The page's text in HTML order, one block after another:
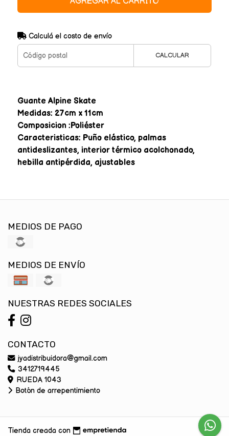
Calculá el costo de envío
CALCULAR
Guante Alpine Skate
Medidas: 27cm x 11cm
Composicion :Poliéster
Caracteristicas: Puño elástico, palmas
antideslizantes, interior térmico acolchonado,
hebilla antipérdida, ajustables
MEDIOS DE PAGO
MEDIOS DE ENVÍO
NUESTRAS REDES SOCIALES
CONTACTO
jyadistribuidora@gmail.com
3412719445
RUEDA 1043
Botón de arrepentimiento
Tienda creada con